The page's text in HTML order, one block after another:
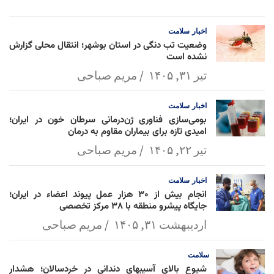
p
k
l
اخبار سلامت
وضعیت تب دنگی در استان بوشهر؛ انتقال محلی گزارش
نشده است
تیر ۳۱, ۱۴۰۵ مریم صباحی
اخبار سلامت
بومی‌سازی فناوری ژن‌درمانی سرطان خون در ایران؛
امیدی تازه برای بیماران مقاوم به درمان
تیر ۲۲, ۱۴۰۵ مریم صباحی
اخبار سلامت
انجام بیش از ۳۰ هزار عمل پیوند اعضاء در ایران؛
جایگاه پیشرو منطقه با ۳۸ مرکز تخصصی
اردیبهشت ۳۱, ۱۴۰۵ مریم صباحی
سلامت
شیوع بالای آسیبهای دندانی در خردسالان؛ هشدار